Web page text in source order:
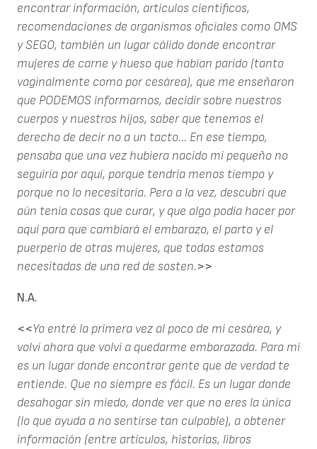
encontrar información, artículos científicos,
recomendaciones de organismos oficiales como OMS
y SEGO, también un lugar cálido donde encontrar
mujeres de carne y hueso que habían parido (tanto
vaginalmente como por cesárea), que me enseñaron
que PODEMOS informarnos, decidir sobre nuestros
cuerpos y nuestros hijos, saber que tenemos el
derecho de decir no a un tacto... En ese tiempo,
pensaba que una vez hubiera nacido mi pequeño no
seguiría por aquí, porque tendría menos tiempo y
porque no lo necesitaría. Pero a la vez, descubrí que
aún tenía cosas que curar, y que algo podía hacer por
aquí para que cambiará el embarazo, el parto y el
puerperio de otras mujeres, que todas estamos
necesitadas de una red de sosten.>>
N.A.
<<Yo entré la primera vez al poco de mi cesárea, y
volví ahora que volví a quedarme embarazada. Para mí
es un lugar donde encontrar gente que de verdad te
entiende. Que no siempre es fácil. Es un lugar donde
desahogar sin miedo, donde ver que no eres la única
(lo que ayuda a no sentirse tan culpable), a obtener
información (entre artículos, historias, libros